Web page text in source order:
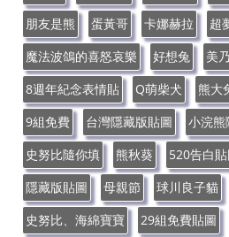
朋友是熊
蛋黃哥 卡娜赫拉
超
魔法波鴿的喜怒哀樂
好想兔 美
8週年紀念表情貼
Q萌柴犬 熊大
9組免費
台灣隱藏版貼圖 小浣熊
史努比隨你填
熊秋葵 520告白
隱藏版貼圖
母親節 球川良子貓
史努比、海綿寶寶
29組免費貼圖